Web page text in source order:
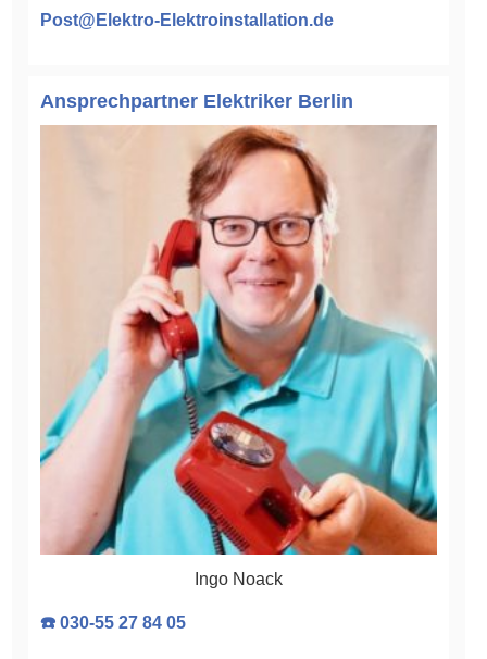
Post@Elektro-Elektroinstallation.de
Ansprechpartner Elektriker Berlin
Ingo Noack
☎️ 030-55 27 84 05